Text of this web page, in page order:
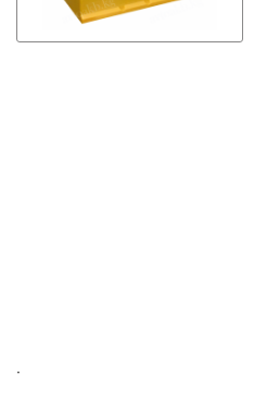
.